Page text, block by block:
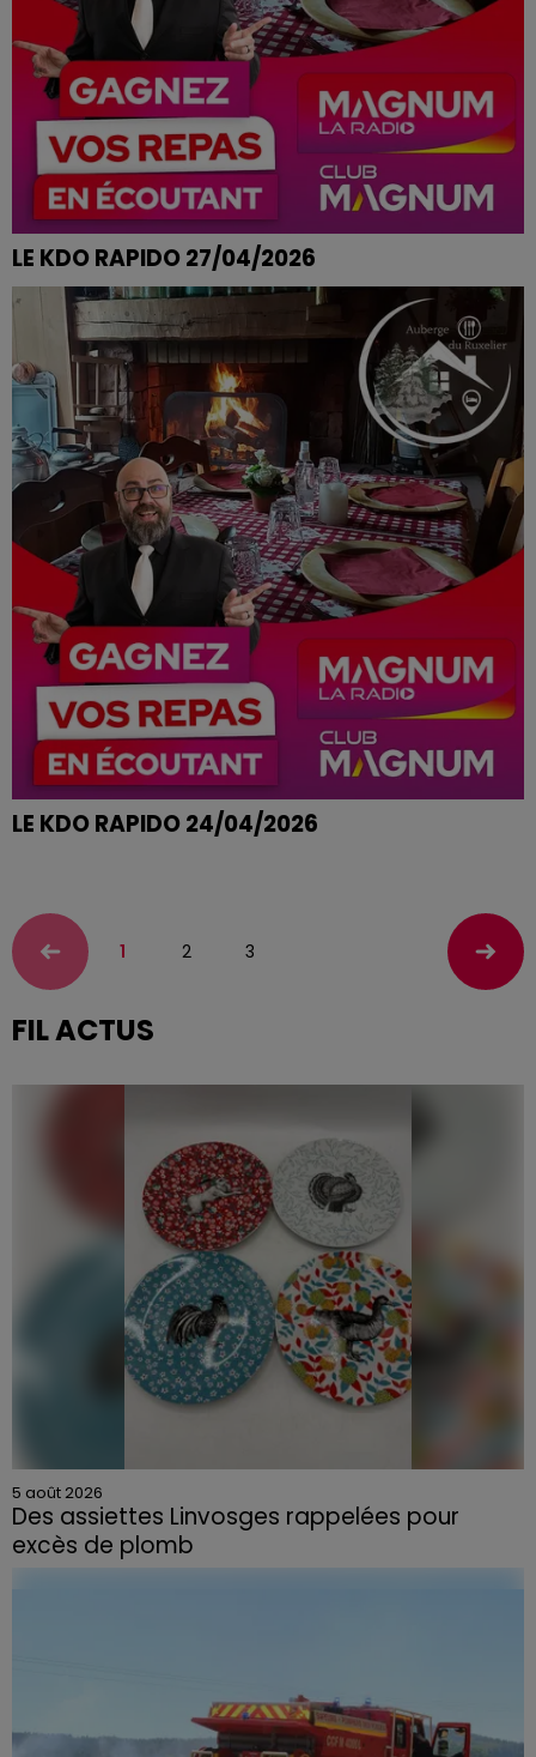
LE KDO RAPIDO 27/04/2026
MARIE-CHRISTINE DE CHARMOIS DEVANT BRUYERES
REMPORTE SON REPAS A L'AUBERGE DU RUXELIER
LE KDO RAPIDO 24/04/2026
1 2 3
FIL ACTUS
5 août 2026
Des assiettes Linvosges rappelées pour
excès de plomb